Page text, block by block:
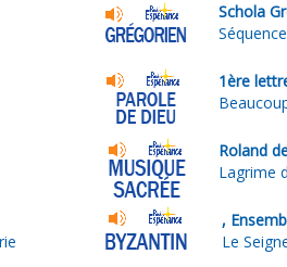
Schola
1ère
Roland
Lagrime
,
Le